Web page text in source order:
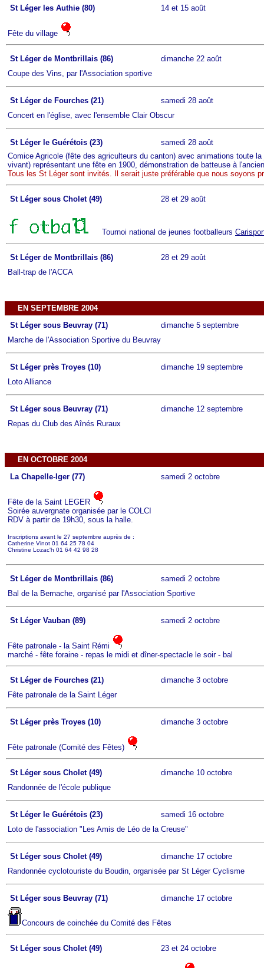
St Léger les Authie (80) 14 et 15 août
Fête du village
St Léger de Montbrillais (86)
dimanche 22 août
Coupe des Vins, par l'Association sportive
St Léger de Fourches (21)
samedi 28 août
Concert en l'église, avec l'ensemble Clair Obscur
St Léger le Guérétois (23)
samedi 28 août
Comice Agricole (fête des agriculteurs du canton) avec animations toute
vivant) représentant une fête en 1900, démonstration de batteuse à
Tous les St Léger sont invités. Il serait juste préférable que nous soyons
St Léger sous Cholet (49) 28 et 29 août
Tournoi national de jeunes footballeurs
St Léger de Montbrillais (86)
28 et 29 août
Ball-trap de l'ACCA
EN SEPTEMBRE 2004
St Léger sous Beuvray (71)
dimanche 5 septembre
Marche de l'Association Sportive du Beuvray
St Léger près Troyes (10)
dimanche 19 septembre
Loto Alliance
St Léger sous Beuvray (71)
dimanche 12 septembre
Repas du Club des Aînés Ruraux
EN OCTOBRE 2004
La Chapelle-Iger (77)
samedi 2 octobre
Fête de la Saint LEGER
Soirée auvergnate organisée par le COLCI
RDV à partir de 19h30, sous la halle.
Inscriptions avant le 27 septembre auprès de :
Catherine Vinot 01 64 25 78 04
Christine Lozac'h 01 64 42 98 28
St Léger de Montbrillais (86)
samedi 2 octobre
Bal de la Bernache, organisé par l'Association Sportive
St Léger Vauban (89) samedi 2 octobre
Fête patronale - la Saint Rémi
marché - fête foraine - repas le midi et dîner-spectacle le soir - bal
St Léger de Fourches (21)
dimanche 3 octobre
Fête patronale de la Saint Léger
St Léger près Troyes (10) dimanche 3 octobre
Fête patronale (Comité des Fêtes)
St Léger sous Cholet (49)
dimanche 10 octobre
Randonnée de l'école publique
St Léger le Guérétois (23)
samedi 16 octobre
Loto de l'association "Les Amis de Léo de la Creuse"
St Léger sous Cholet (49)
dimanche 17 octobre
Randonnée cyclotouriste du Boudin, organisée par St Léger Cyclisme
St Léger sous Beuvray (71) dimanche 17 octobre
Concours de coinchée du Comité des Fêtes
St Léger sous Cholet (49) 23 et 24 octobre